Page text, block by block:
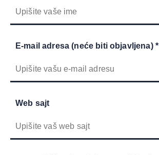
E-mail adresa (neće biti objavljena) *
Web sajt